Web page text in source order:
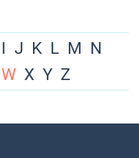
I J K L M N
W X Y Z